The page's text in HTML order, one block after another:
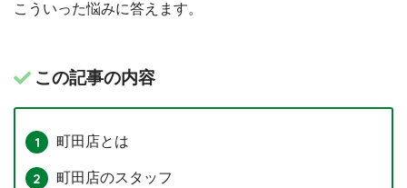
こういった悩みに答えます。
この記事の内容
町田店とは
町田店のスタッフ